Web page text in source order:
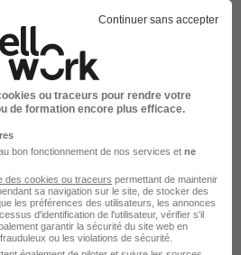
Régleur en
Continuer sans accepter
ou traceurs pour rendre votre
de formation encore plus efficace.
bon fonctionnement de nos services et ne
des cookies ou traceurs permettant de maintenir
sa navigation sur le site, de stocker des
les préférences des utilisateurs, les annonces
d'identification de l'utilisateur, vérifier s'il
garantir la sécurité du site web en
ou les violations de sécurité.